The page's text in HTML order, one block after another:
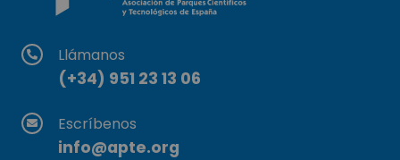
Llámanos
(+34) 951 23 13 06
Escríbenos
info@apte.org